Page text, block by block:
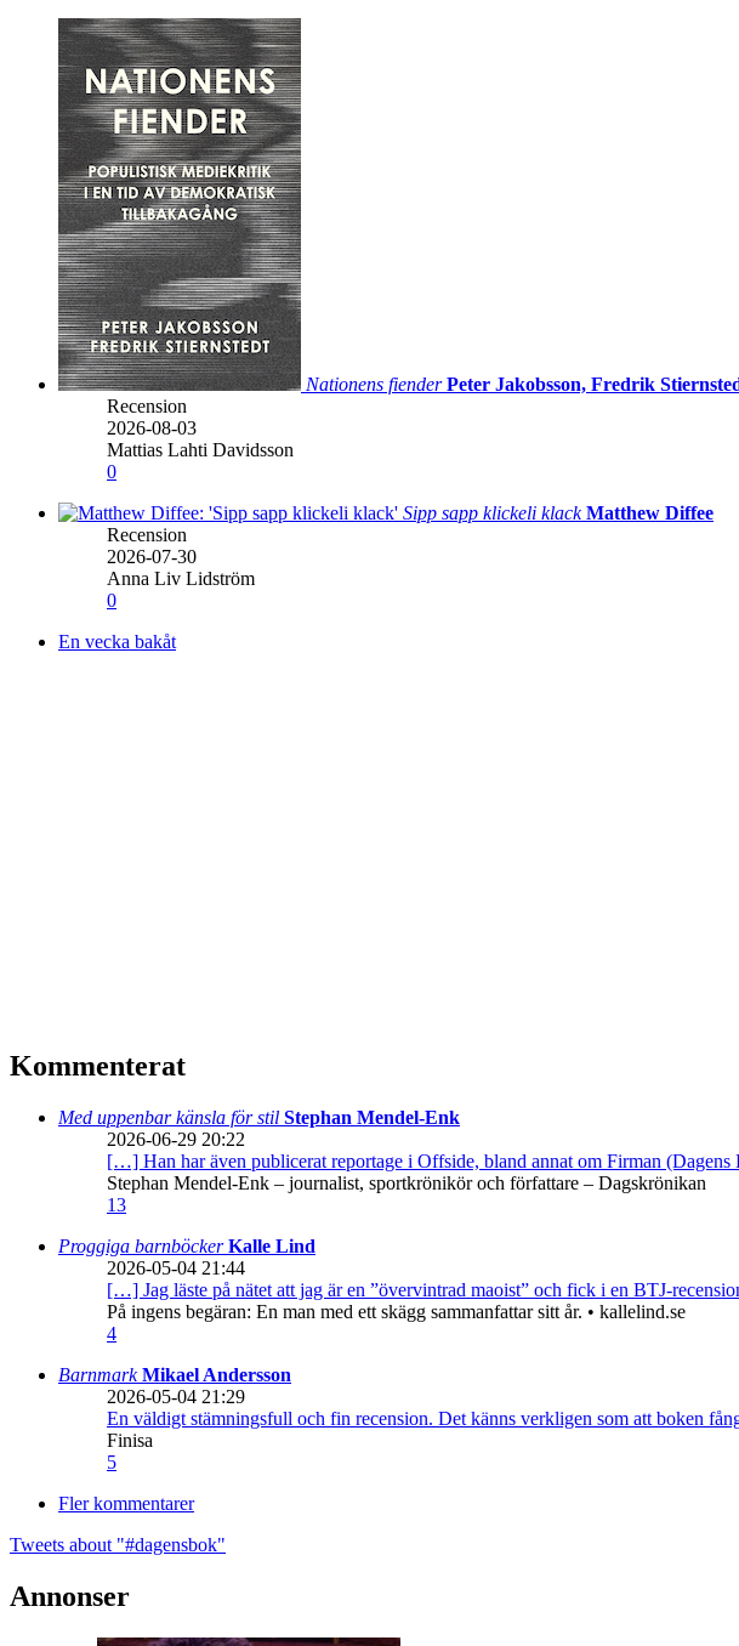
Nationens fiender Peter Jakobsson, Fredrik
Recension
2026-08-03
Mattias Lahti Davidsson
0
Sipp sapp klickeli klack Matthew Diffee
Recension
2026-07-30
Anna Liv Lidström
0
En vecka bakåt
Kommenterat
Med uppenbar känsla för stil Stephan Mendel-Enk
2026-06-29 20:22
[…] Han har även publicerat reportage i Offside, bland annat om Firman
Stephan Mendel-Enk – journalist, sportkrönikör och författare – Dagskrönikan
13
Proggiga barnböckerKalle Lind
2026-05-04 21:44
[…] Jag läste på nätet att jag är en ”övervintrad maoist” och fick i en BTJ-
På ingens begäran: En man med ett skägg sammanfattar sitt år. • kallelind.se
4
BarnmarkMikael Andersson
2026-05-04 21:29
En väldigt stämningsfull och fin recension. Det känns verkligen som att boken
Finisa
5
Fler kommentarer
Tweets about "#dagensbok"
Annonser